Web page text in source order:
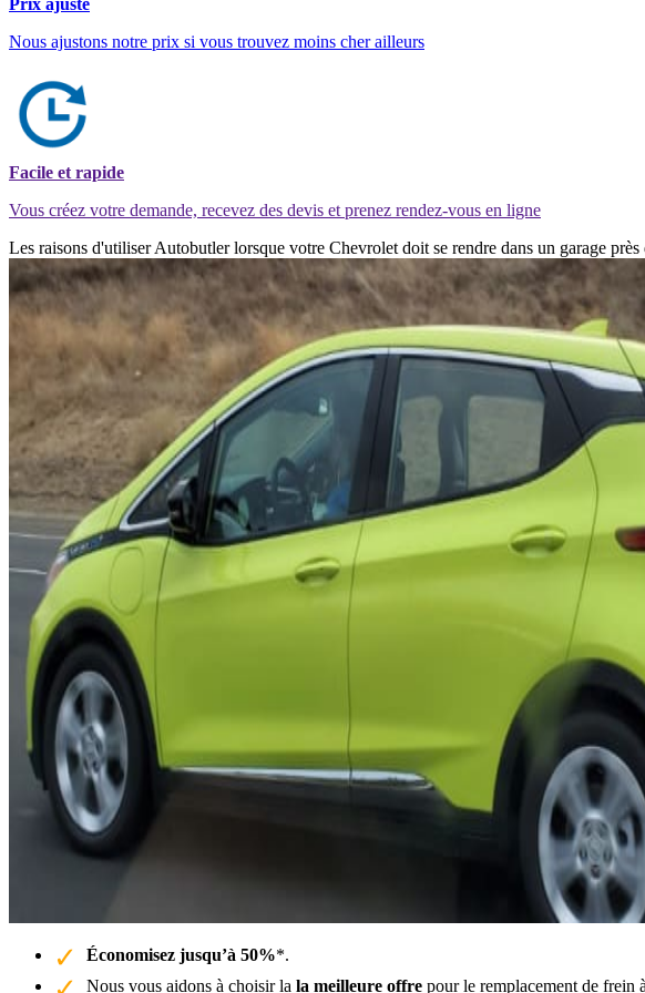
Nous ajustons notre prix si vous trouvez moins cher ailleurs
Facile et rapide
Vous créez votre demande, recevez des devis et prenez rendez-vous en ligne
Les raisons d'utiliser Autobutler lorsque votre Chevrolet doit se rendre dans un garage
Économisez jusqu’à 50%*.
Nous vous aidons à choisir la la meilleure offre pour le remplacement de frein